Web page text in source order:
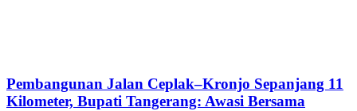
Pembangunan Jalan Ceplak–Kronjo Sepanjang 11
Kilometer, Bupati Tangerang: Awasi Bersama